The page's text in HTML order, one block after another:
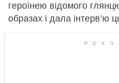
героїнею відомого
образах і дала інтерв’ю